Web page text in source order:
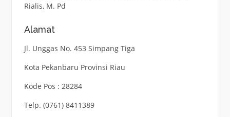
Rialis, M. Pd
Alamat
Jl. Unggas No. 453 Simpang Tiga
Kota Pekanbaru Provinsi Riau
Kode Pos : 28284
Telp. (0761) 8411389